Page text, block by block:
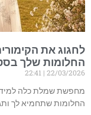
לחגוג את
החלומות שלך
22/03/2026
מחפשת שמלת כלה
החלומות שתחמיא לך